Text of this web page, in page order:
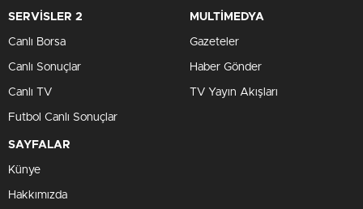
SERVİSLER 2
Canlı Borsa
Canlı Sonuçlar
Canlı TV
Futbol Canlı Sonuçlar
MULTİMEDYA
Gazeteler
Haber Gönder
TV Yayın Akışları
SAYFALAR
Künye
Hakkımızda